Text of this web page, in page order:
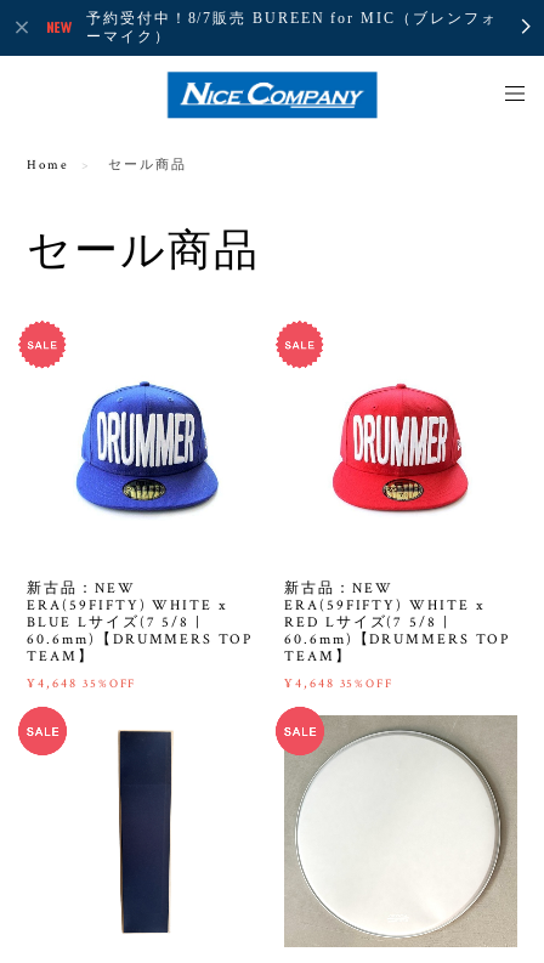
予約受付中！8/7販売 BUREEN for MIC（ブレンフォ
ーマイク）
Home セール商品
セール商品
新古品：NEW
ERA(59FIFTY) WHITE x
BLUE Lサイズ(7 5/8 |
60.6mm)【DRUMMERS TOP
TEAM】
¥4,648 35%OFF
新古品：NEW
ERA(59FIFTY) WHITE x
RED Lサイズ(7 5/8 |
60.6mm)【DRUMMERS TOP
TEAM】
¥4,648 35%OFF